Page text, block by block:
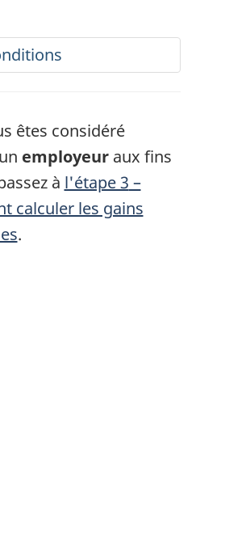
êtes considéré
employeuraux fins
à l'étape 3 –
calculer les gains
.